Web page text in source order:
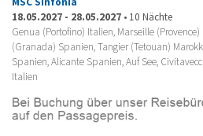
18.05.2027 - 28.05.2027 • 10 Nächte
Genua (Portofino) Italien, Marseille (Provence)
(Granada) Spanien, Tangier (Tetouan)
Spanien, Alicante Spanien, Auf See,
Italien